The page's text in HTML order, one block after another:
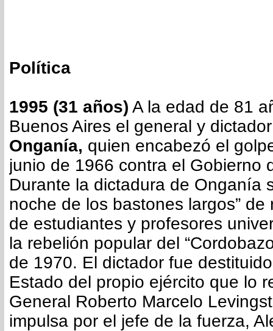
Política
1995 (31 años) A la edad de 81
Buenos Aires el general y
Onganía, quien encabezó el
junio de 1966 contra el Gobierno
Durante la dictadura de Onganía
noche de los bastones largos” de
de estudiantes y profesores
la rebelión popular del
de 1970. El dictador fue
Estado del propio ejército que lo
General Roberto Marcelo
impulsa por el jefe de la fuerza,